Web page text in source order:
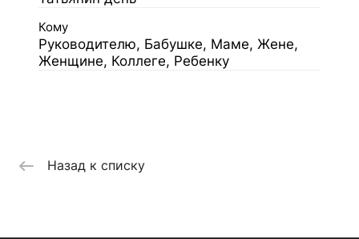
Кому
Руководителю, Бабушке, Маме, Жене,
Женщине, Коллеге, Ребенку
Назад к списку